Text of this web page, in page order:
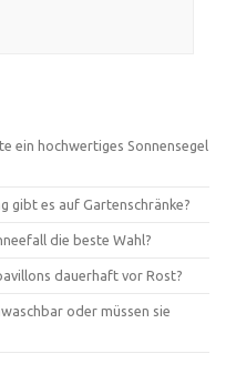
ein hochwertiges Sonnensegel
gibt es auf Gartenschränke?
die beste Wahl?
dauerhaft vor Rost?
oder müssen sie